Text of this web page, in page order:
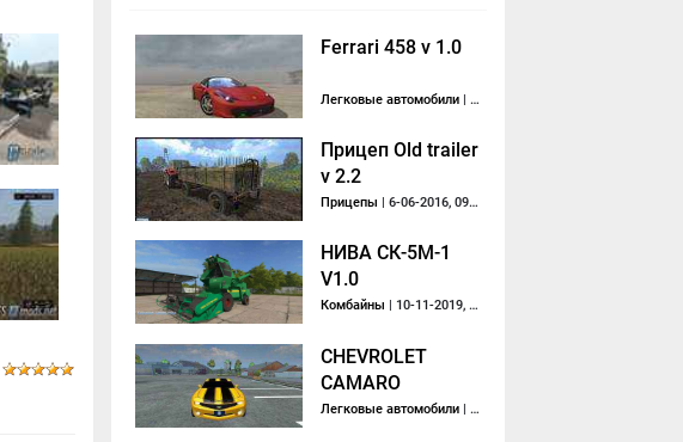
Ferrari 458 v 1.0
Легковые автомобили | 10-02-2017, 14:56
Прицеп Old trailer
v 2.2
Прицепы | 6-06-2016, 09:29
НИВА СК-5M-1
V1.0
Комбайны | 10-11-2019, 11:35
CHEVROLET
CAMARO
Легковые автомобили | 10-01-2014, 23:28